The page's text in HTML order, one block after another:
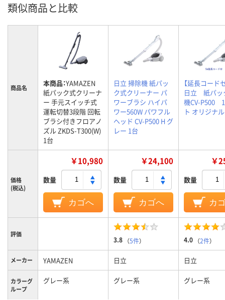
類似商品と比較
商品名 本商品：YAMAZEN
紙パック式クリーナ
ー 手元スイッチ式
運転切替3段階 回転
ブラシ付きフロアノ
ズル ZKDS-T300(W)
1台
日立 掃除機 紙パッ
ク式クリーナー パ
ワーブラシ ハイパ
ワー560W パワフル
ヘッド CV-P500 H グ
レー 1台
【延長コード
日立 紙パッ
機CV-P500
ト オリジナル
価格
(税込)
￥10,980
数量
カゴへ
￥24,100
数量
カゴへ
￥
数量
カ
評価
3.8 （5件） 4.0 （2件）
メーカー YAMAZEN 日立 日立
カラーグ
ループ
グレー系 グレー系 グレー系